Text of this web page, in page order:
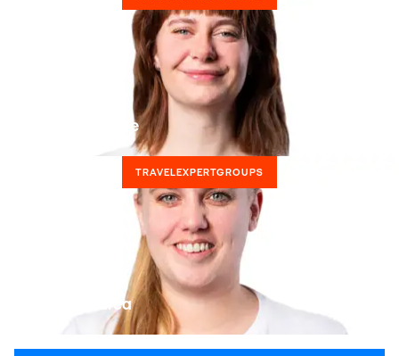
Kontakt Caroline
TRAVELEXPERTGROUPS
Kontakt Andrea